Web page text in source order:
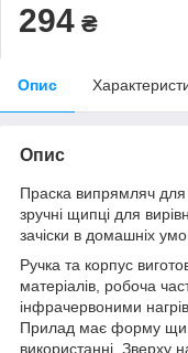
294 ₴
Опис
Опис
Праска випрямляч
зручні щипці для
зачіски в домашніх
Ручка та корпус
матеріалів, робоча
інфрачервоними
Прилад має форму
використанні. Зверху